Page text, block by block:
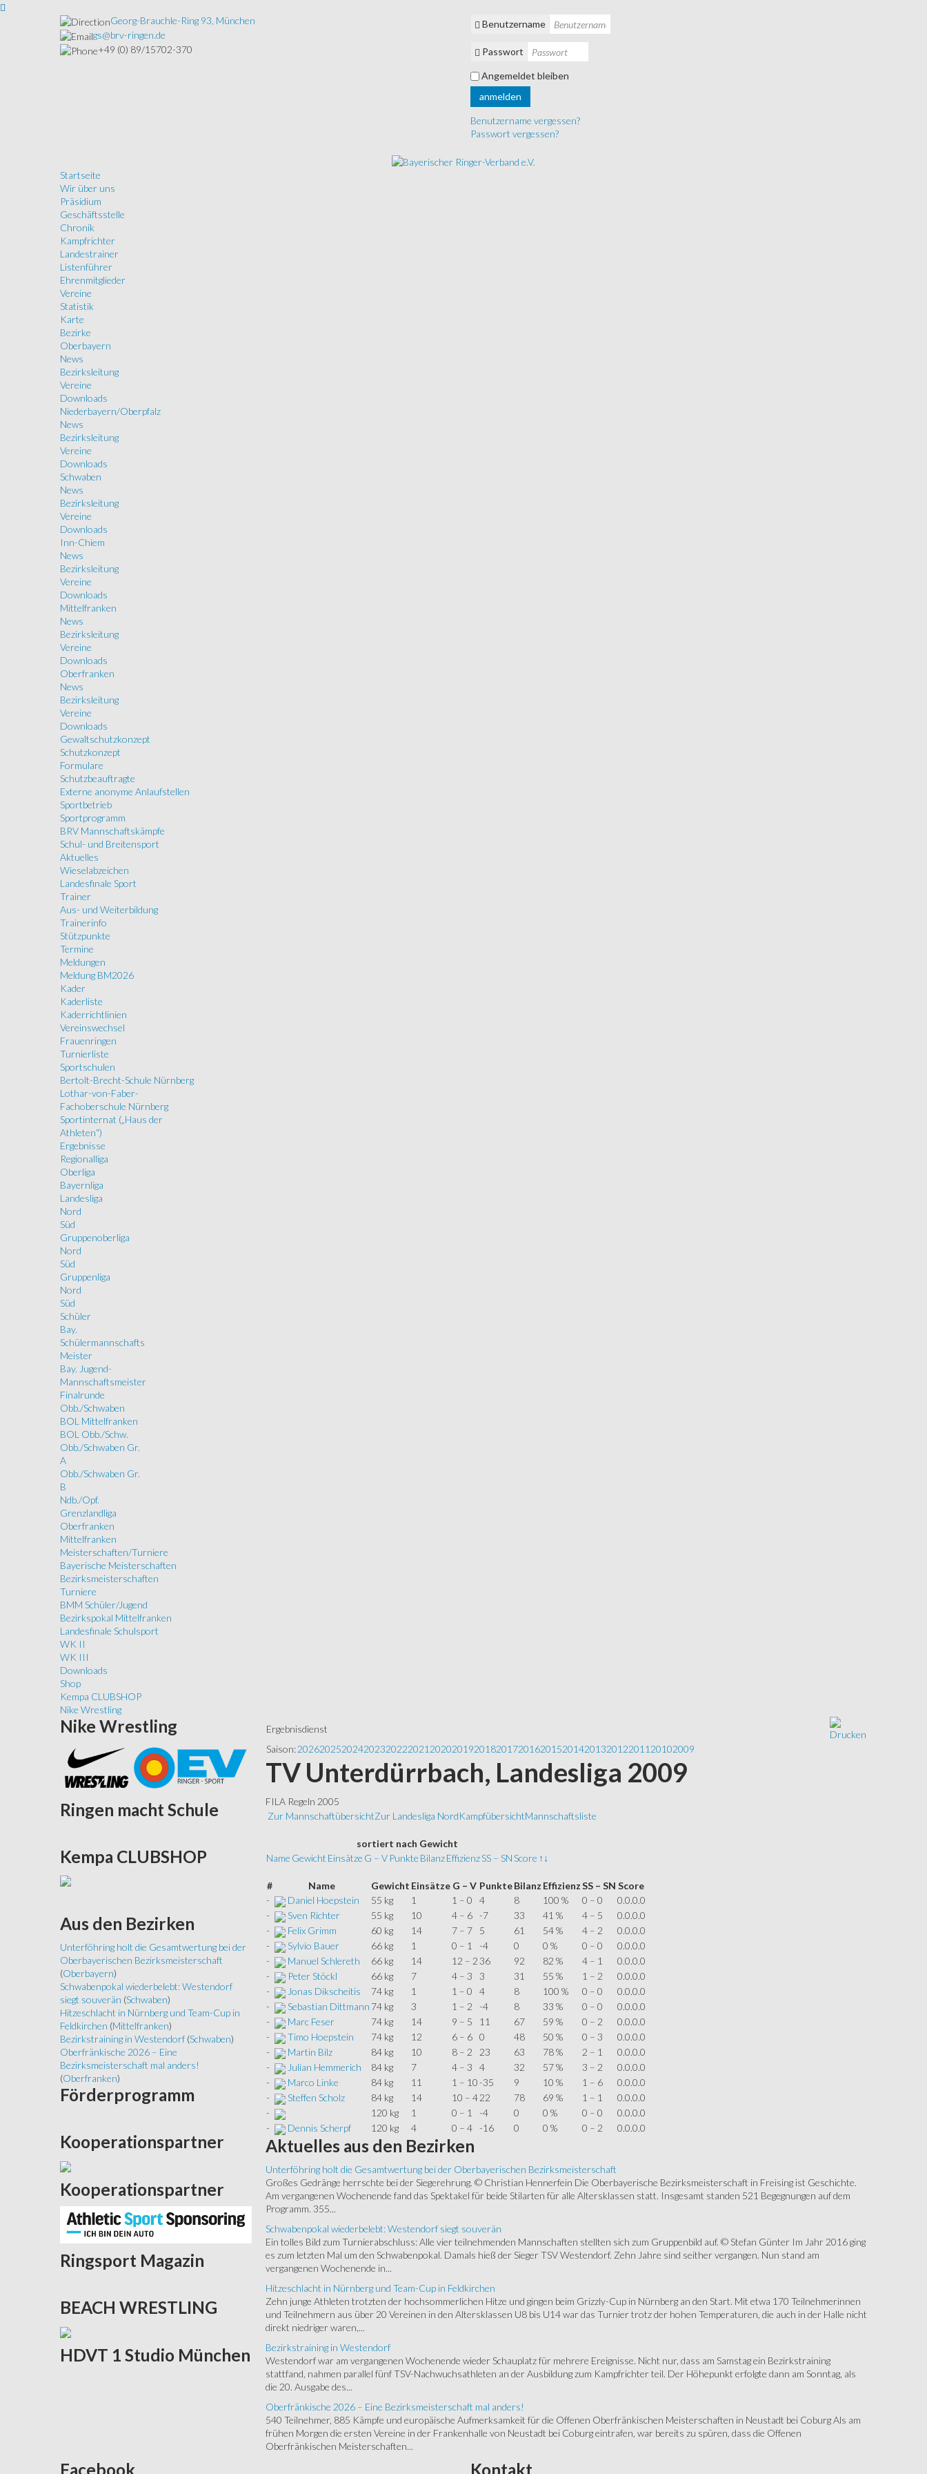
Georg-Brauchle-Ring 93, München
gs@brv-ringen.de
+49 (0) 89/15702-370
Benutzername
Passwort
Angemeldet bleiben
anmelden
Benutzername vergessen?
Passwort vergessen?
Startseite
Wir über uns
Präsidium
Geschäftsstelle
Chronik
Kampfrichter
Landestrainer
Listenführer
Ehrenmitglieder
Vereine
Statistik
Karte
Bezirke
Oberbayern
News
Bezirksleitung
Vereine
Downloads
Niederbayern/Oberpfalz
News
Bezirksleitung
Vereine
Downloads
Schwaben
News
Bezirksleitung
Vereine
Downloads
Inn-Chiem
News
Bezirksleitung
Vereine
Downloads
Mittelfranken
News
Bezirksleitung
Vereine
Downloads
Oberfranken
News
Bezirksleitung
Vereine
Downloads
Gewaltschutzkonzept
Schutzkonzept
Formulare
Schutzbeauftragte
Externe anonyme Anlaufstellen
Sportbetrieb
Sportprogramm
BRV Mannschaftskämpfe
Schul- und Breitensport
Aktuelles
Wieselabzeichen
Landesfinale Sport
Trainer
Aus- und Weiterbildung
Trainerinfo
Stützpunkte
Termine
Meldungen
Meldung BM2026
Kader
Kaderliste
Kaderrichtlinien
Vereinswechsel
Frauenringen
Turnierliste
Sportschulen
Bertolt-Brecht-Schule Nürnberg
Lothar-von-Faber-
Fachoberschule Nürnberg
Sportinternat („Haus der
Athleten“)
Ergebnisse
Regionalliga
Oberliga
Bayernliga
Landesliga
Nord
Süd
Gruppenoberliga
Nord
Süd
Gruppenliga
Nord
Süd
Schüler
Bay.
Schülermannschafts
Meister
Bay. Jugend-
Mannschaftsmeister
Finalrunde
Obb./Schwaben
BOL Mittelfranken
BOL Obb./Schw.
Obb./Schwaben Gr.
A
Obb./Schwaben Gr.
B
Ndb./Opf.
Grenzlandliga
Oberfranken
Mittelfranken
Meisterschaften/Turniere
Bayerische Meisterschaften
Bezirksmeisterschaften
Turniere
BMM Schüler/Jugend
Bezirkspokal Mittelfranken
Landesfinale Schulsport
WK II
WK III
Downloads
Shop
Kempa CLUBSHOP
Nike Wrestling
Ergebnisdienst
Saison: 202620252024202320222021 2020201920182017201620152014201320122011 20102009
TV Unterdürrbach, Landesliga 2009
FILA Regeln 2005
Zur MannschaftübersichtZur Landesliga NordKampfübersichtMannschaftsliste
sortiert nach Gewicht
Name Gewicht Einsätze G – V Punkte Bilanz EffizienzSS – SNScore ↑↓
# Name Gewicht Einsätze G – V Punkte Bilanz EffizienzSS – SN Score
-
Daniel Hoepstein 55 kg 1 1 – 0 4 8 100 % 0 – 0
0.0.0.0
-
Sven Richter 55 kg 10 4 – 6 -7 33 41 % 4 – 5
0.0.0.0
-
Felix Grimm 60 kg 14 7 – 7 5 61 54 % 4 – 2
0.0.0.0
-
Sylvio Bauer 66 kg 1 0 – 1 -4 0 0 % 0 – 0
0.0.0.0
-
Manuel Schlereth 66 kg 14 12 – 236 92 82 % 4 – 1
0.0.0.0
-
Peter Stöckl 66 kg 7 4 – 3 3 31 55 % 1 – 2
0.0.0.0
-
Jonas Dikscheitis 74 kg 1 1 – 0 4 8 100 % 0 – 0
0.0.0.0
-
Sebastian Dittmann 74 kg 3 1 – 2 -4 8 33 % 0 – 0
0.0.0.0
-
Marc Feser 74 kg 14 9 – 5 11 67 59 % 0 – 2
0.0.0.0
-
Timo Hoepstein 74 kg 12 6 – 6 0 48 50 % 0 – 3
0.0.0.0
-
Martin Bilz 84 kg 10 8 – 2 23 63 78 % 2 – 1
0.0.0.0
-
Julian Hemmerich 84 kg 7 4 – 3 4 32 57 % 3 – 2
0.0.0.0
-
Marco Linke 84 kg 11 1 – 10-35 9 10 % 1 – 6
0.0.0.0
-
Steffen Scholz 84 kg 14 10 – 4 22 78 69 % 1 – 1
0.0.0.0
-
120 kg 1 0 – 1 -4 0 0 % 0 – 0
0.0.0.0
-
Dennis Scherpf 120 kg 4 0 – 4 -16 0 0 % 0 – 2 0.0.0.0
Aktuelles aus den Bezirken
Unterföhring holt die Gesamtwertung bei der Oberbayerischen Bezirksmeisterschaft
Großes Gedränge herrschte bei der Siegerehrung. © Christian Hennerfein Die Oberbayerische Bezirksmeisterschaft in Freising ist Geschichte.
Am vergangenen Wochenende fand das Spektakel für beide Stilarten für alle Altersklassen statt. Insgesamt standen 521 Begegnungen auf dem
Programm. 355...
Schwabenpokal wiederbelebt: Westendorf siegt souverän
Ein tolles Bild zum Turnierabschluss: Alle vier teilnehmenden Mannschaften stellten sich zum Gruppenbild auf. © Stefan Günter Im Jahr 2016 ging
es zum letzten Mal um den Schwabenpokal. Damals hieß der Sieger TSV Westendorf. Zehn Jahre sind seither vergangen. Nun stand am
vergangenen Wochenende in...
Hitzeschlacht in Nürnberg und Team-Cup in Feldkirchen
Zehn junge Athleten trotzten der hochsommerlichen Hitze und gingen beim Grizzly-Cup in Nürnberg an den Start. Mit etwa 170 Teilnehmerinnen
und Teilnehmern aus über 20 Vereinen in den Altersklassen U8 bis U14 war das Turnier trotz der hohen Temperaturen, die auch in der Halle nicht
direkt niedriger waren,...
Bezirkstraining in Westendorf
Westendorf war am vergangenen Wochenende wieder Schauplatz für mehrere Ereignisse. Nicht nur, dass am Samstag ein Bezirkstraining
stattfand, nahmen parallel fünf TSV-Nachwuchsathleten an der Ausbildung zum Kampfrichter teil. Der Höhepunkt erfolgte dann am Sonntag, als
die 20. Ausgabe des...
Oberfränkische 2026 – Eine Bezirksmeisterschaft mal anders!
540 Teilnehmer, 885 Kämpfe und europäische Aufmerksamkeit für die Offenen Oberfränkischen Meisterschaften in Neustadt bei Coburg Als am
frühen Morgen die ersten Vereine in der Frankenhalle von Neustadt bei Coburg eintrafen, war bereits zu spüren, dass die Offenen
Oberfränkischen Meisterschaften...
Nike Wrestling
Ringen macht Schule
Kempa CLUBSHOP
Aus den Bezirken
Unterföhring holt die Gesamtwertung bei der
Oberbayerischen Bezirksmeisterschaft
(Oberbayern)
Schwabenpokal wiederbelebt: Westendorf
siegt souverän (Schwaben)
Hitzeschlacht in Nürnberg und Team-Cup in
Feldkirchen (Mittelfranken)
Bezirkstraining in Westendorf (Schwaben)
Oberfränkische 2026 – Eine
Bezirksmeisterschaft mal anders!
(Oberfranken)
Förderprogramm
Kooperationspartner
Kooperationspartner
Ringsport Magazin
BEACH WRESTLING
HDVT 1 Studio München
Facebook Kontakt